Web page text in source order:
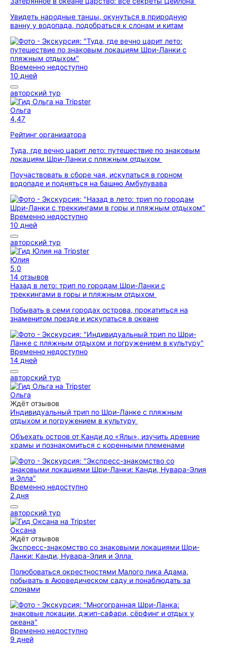
Увидеть народные танцы, окунуться в природную
ванну у водопада, подобраться к слонам и китам
Временно недоступно
10 дней
авторский тур
Ольга
4,47
Рейтинг организатора
Туда, где вечно царит лето: путешествие по знаковым
локациям Шри-Ланки с пляжным отдыхом
Поучаствовать в сборе чая, искупаться в горном
водопаде и подняться на башню Амбулувава
Временно недоступно
10 дней
авторский тур
Юлия
5,0
14 отзывов
Назад в лето: трип по городам Шри-Ланки с
треккингами в горы и пляжным отдыхом
Побывать в семи городах острова, прокатиться на
знаменитом поезде и искупаться в океане
Временно недоступно
14 дней
авторский тур
Ольга
Ждёт отзывов
Индивидуальный трип по Шри-Ланке с пляжным
отдыхом и погружением в культуру
Объехать остров от Канди до «Ялы», изучить древние
храмы и познакомиться с коренными племенами
Временно недоступно
2 дня
авторский тур
Оксана
Ждёт отзывов
Экспресс-знакомство со знаковыми локациями Шри-
Ланки: Канди, Нувара-Элия и Элла
Полюбоваться окрестностями Малого пика Адама,
побывать в Аюрведическом саду и понаблюдать за
слонами
Временно недоступно
9 дней